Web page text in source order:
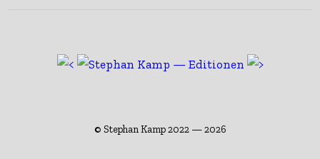
© Stephan Kamp 2022 — 2026